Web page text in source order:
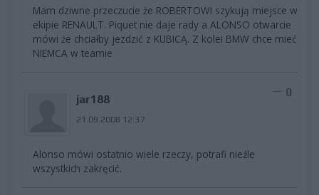
Mam dziwne przeczucie że ROBERTOWI szykują miejsce w
ekipie RENAULT. Piquet nie daje rady a ALONSO otwarcie
mówi że chciałby jezdzić z KUBICĄ. Z kolei BMW chce mieć
NIEMCA w teamie
jar188
21.09.2008 12:37
0
Alonso mówi ostatnio wiele rzeczy, potrafi nieźle
wszystkich zakręcić.